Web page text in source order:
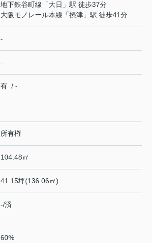
地下鉄谷町線 「大日 」駅 徒歩37分
大阪モノレール本線 「摂津 」駅 徒歩41分
-
-
有 / -
所有権
104.48㎡
41.15坪(136.06㎡)
-/済
60%